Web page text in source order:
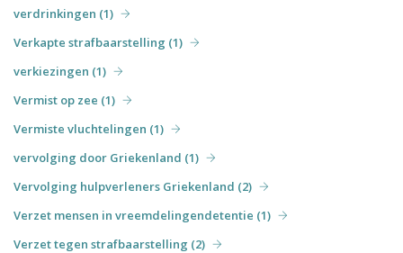
verdrinkingen (1)
Verkapte strafbaarstelling (1)
verkiezingen (1)
Vermist op zee (1)
Vermiste vluchtelingen (1)
vervolging door Griekenland (1)
Vervolging hulpverleners Griekenland (2)
Verzet mensen in vreemdelingendetentie (1)
Verzet tegen strafbaarstelling (2)